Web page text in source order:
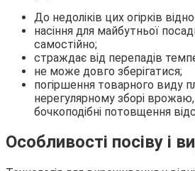
До недоліків цих огірків
насіння для майбутньої
самостійно;
страждає від перепадів
не може довго зберігатися;
погіршення товарного виду
нерегулярному зборі врожаю,
бочкоподібні потовщення
Особливості посіву і